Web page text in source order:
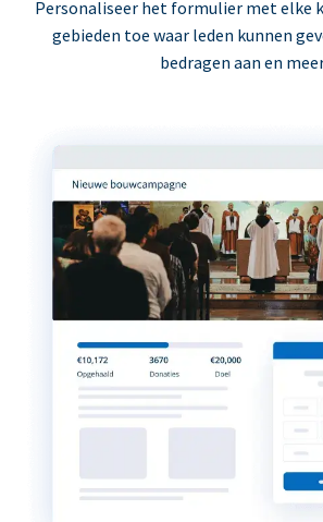
Personaliseer het formulier met elke
gebieden toe waar leden kunnen
bedragen aan en